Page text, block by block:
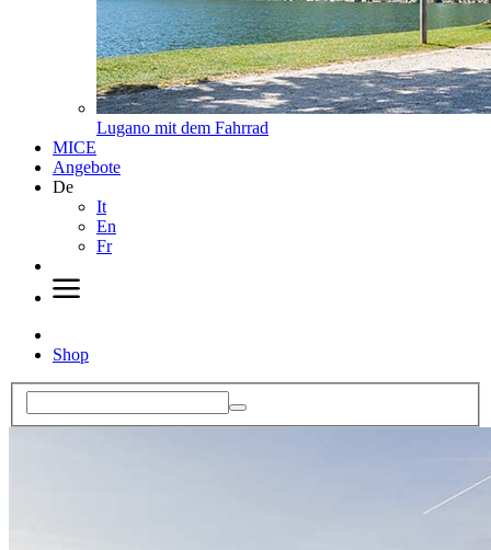
Lugano mit dem Fahrrad
MICE
Angebote
De
It
En
Fr
Shop